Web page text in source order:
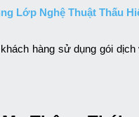
Lớp Nghệ Thuật Thấu
hàng sử dụng gói dịch